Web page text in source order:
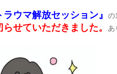
ラウマ解放セッション』 の
せていただきました。
あ